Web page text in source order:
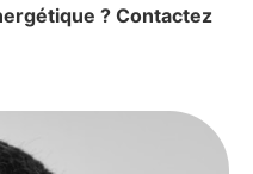
? Contactez